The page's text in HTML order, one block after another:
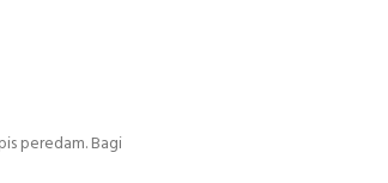
peredam. Bagi